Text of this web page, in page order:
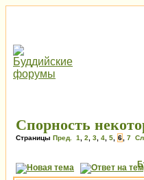
Спорность
Страницы Пред. 1 2 3 4 5 6 7